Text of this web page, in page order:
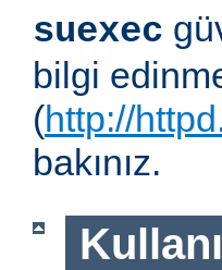
suexec
bilgi
(http://
bakınız.